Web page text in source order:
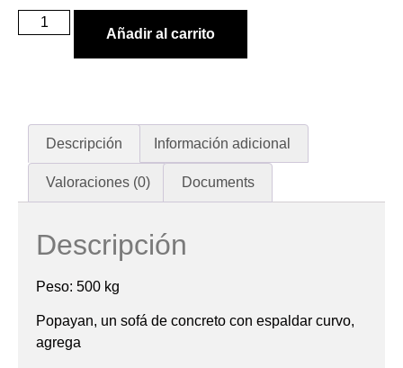
Añadir al carrito
Descripción Información adicional
Valoraciones (0) Documents
Descripción
Peso: 500 kg
Popayan, un sofá de concreto con espaldar curvo,
agrega